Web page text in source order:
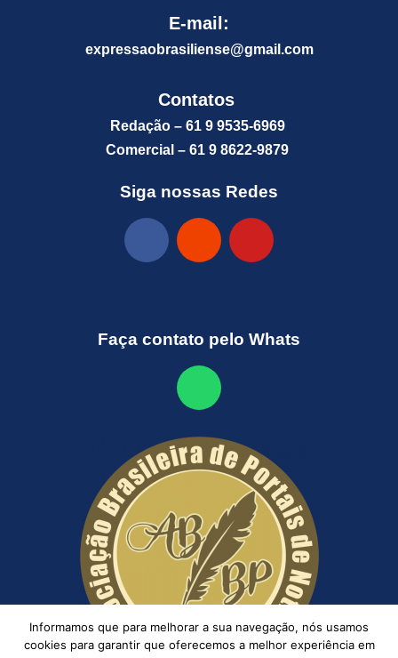
E-mail:
expressaobrasiliense@gmail.com
Contatos
Redação – 61 9 9535-6969
Comercial – 61 9 8622-9879
Siga nossas Redes
Faça contato pelo Whats
Informamos que para melhorar a sua navegação, nós usamos
cookies para garantir que oferecemos a melhor experiência em